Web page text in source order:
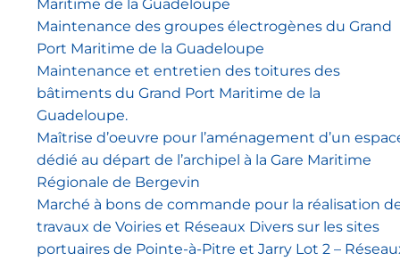
Maritime de la Guadeloupe
Maintenance des groupes électrogènes du Grand
Port Maritime de la Guadeloupe
Maintenance et entretien des toitures des
bâtiments du Grand Port Maritime de la
Guadeloupe.
Maîtrise d’oeuvre pour l’aménagement d’un
dédié au départ de l’archipel à la Gare Maritime
Régionale de Bergevin
Marché à bons de commande pour la réalisation
travaux de Voiries et Réseaux Divers sur les sites
portuaires de Pointe-à-Pitre et Jarry Lot 2 –